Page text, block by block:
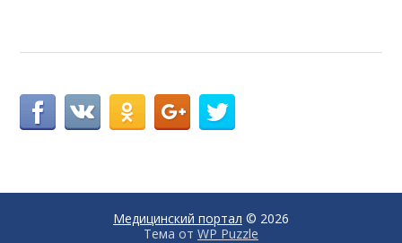
Медицинский портал © 2026
Тема от WP Puzzle